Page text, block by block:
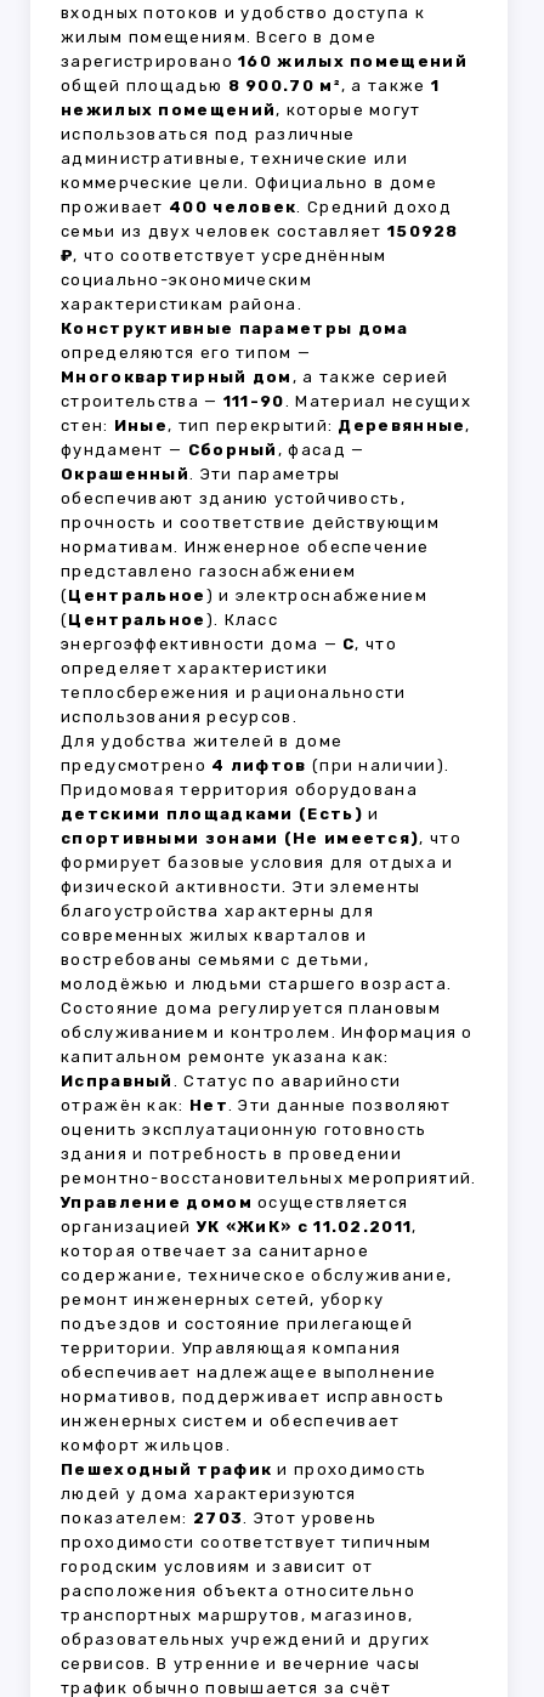
входных потоков и удобство доступа к
жилым помещениям. Всего в доме
зарегистрировано160 жилых помещений
общей площадью 8 900.70 м², а также 1
нежилых помещений, которые могут
использоваться под различные
административные, технические или
коммерческие цели. Официально в доме
проживает 400 человек. Средний доход
семьи из двух человек составляет 150928
₽, что соответствует усреднённым
социально-экономическим
характеристикам района.
Конструктивные параметры дома
определяются его типом —
Многоквартирный дом , а также серией
строительства — 111-90. Материал несущих
стен: Иные, тип перекрытий: Деревянные,
фундамент — Сборный , фасад —
Окрашенный. Эти параметры
обеспечивают зданию устойчивость,
прочность и соответствие действующим
нормативам. Инженерное обеспечение
представлено газоснабжением
(Центральное ) и электроснабжением
(Центральное ). Класс
энергоэффективности дома — C, что
определяет характеристики
теплосбережения и рациональности
использования ресурсов.
Для удобства жителей в доме
предусмотрено 4 лифтов (при наличии).
Придомовая территория оборудована
детскими площадками (Есть) и
спортивными зонами (Не имеется), что
формирует базовые условия для отдыха и
физической активности. Эти элементы
благоустройства характерны для
современных жилых кварталов и
востребованы семьями с детьми,
молодёжью и людьми старшего возраста.
Состояние дома регулируется плановым
обслуживанием и контролем. Информация о
капитальном ремонте указана как:
Исправный . Статус по аварийности
отражён как: Нет. Эти данные позволяют
оценить эксплуатационную готовность
здания и потребность в проведении
ремонтно-восстановительных мероприятий.
Управление домом осуществляется
организациейУК «ЖиК» с 11.02.2011,
которая отвечает за санитарное
содержание, техническое обслуживание,
ремонт инженерных сетей, уборку
подъездов и состояние прилегающей
территории. Управляющая компания
обеспечивает надлежащее выполнение
нормативов, поддерживает исправность
инженерных систем и обеспечивает
комфорт жильцов.
Пешеходный трафик и проходимость
людей у дома характеризуются
показателем: 2703. Этот уровень
проходимости соответствует типичным
городским условиям и зависит от
расположения объекта относительно
транспортных маршрутов, магазинов,
образовательных учреждений и других
сервисов. В утренние и вечерние часы
трафик обычно повышается за счёт